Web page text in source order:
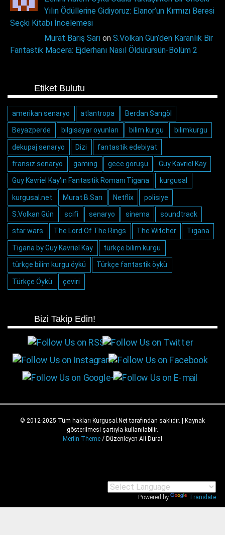
Yılın Ödüllerine Gidiyoruz: Elanor’un Kırmızı Beresi
Seçki Kitabı İncelemesi
Murat Barış Sarıon S.Volkan Gün’den Karanlık Bir
Fantastik Macera: Ejderhanı Nasıl Öldürürsün-Bölüm 2
Etiket Bulutu
amerikan senaryo atlantropa Berdan Sarıgöl
Beyazperde bilgisayar oyunları bilim kurgu bilimkurgu
dekupaj senaryo Dizi fantastik edebiyat
fransız senaryo gaming gece görüşü Guy Kavriel Kay
Guy Kavriel Kay'ın Fantastik Romanı Tigana kurgusal
kurgusal.net Murat B.Sarı Netflix polisiye
S.Volkan Gün scifi senaryo sinema soundtrack
star wars The Lord Of The Rings The Witcher Tigana
Tigana by Guy Kavriel Kay türkçe bilim kurgu
türkçe bilim kurgu öykü Türkçe fantastik öykü
Türkçe Öykü çeviri
Bizi Takip Edin!
© 2012-2025 Tüm hakları Kurgusal.Net tarafından saklıdır. | Kaynak
gösterilmesi şartıyla kullanılabilir.
Merlin Theme / Düzenleyen Ali Dural
Powered by Translate